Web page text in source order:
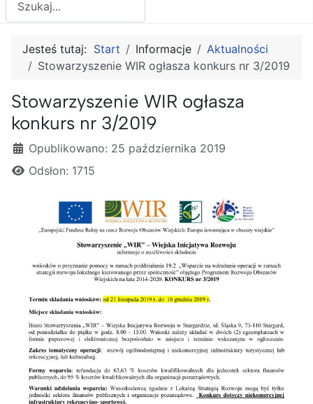
Jesteś tutaj: Start Informacje
Aktualności
Stowarzyszenie WIR ogłasza konkurs nr 3/2019
Stowarzyszenie WIR ogłasza
konkurs nr 3/2019
Szczegóły
Opublikowano: 25 października 2019
Odsłon: 1715